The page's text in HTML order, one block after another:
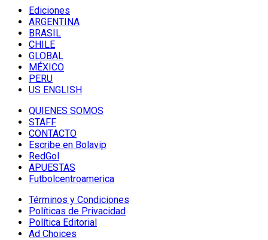
Ediciones
ARGENTINA
BRASIL
CHILE
GLOBAL
MÉXICO
PERU
US ENGLISH
QUIENES SOMOS
STAFF
CONTACTO
Escribe en Bolavip
RedGol
APUESTAS
Futbolcentroamerica
Términos y Condiciones
Políticas de Privacidad
Política Editorial
Ad Choices